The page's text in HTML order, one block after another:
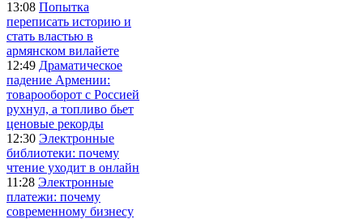
13:08 Попытка
переписать историю и
стать властью в
армянском вилайете
12:49 Драматическое
падение Армении:
товарооборот с Россией
рухнул, а топливо бьет
ценовые рекорды
12:30 Электронные
библиотеки: почему
чтение уходит в онлайн
11:28 Электронные
платежи: почему
современному бизнесу